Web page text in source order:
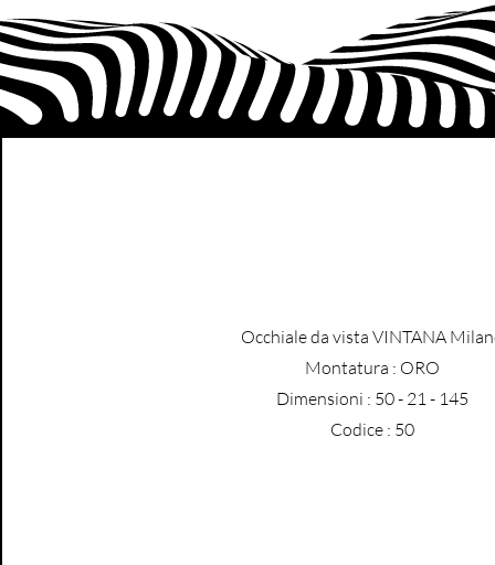
Occhiale da vista VINTANA
​Montatura : ORO
Dimensioni : 50 - 21 - 145
Codice : 50